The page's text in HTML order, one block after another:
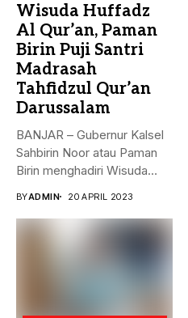
Wisuda Huffadz
Al Qur’an, Paman
Birin Puji Santri
Madrasah
Tahfidzul Qur’an
Darussalam
BANJAR – Gubernur Kalsel
Sahbirin Noor atau Paman
Birin menghadiri Wisuda
BYADMIN 20 APRIL 2023